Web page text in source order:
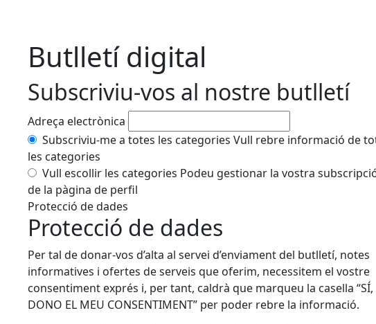
Butlletí digital
Subscriviu-vos al nostre butlletí
Adreça electrònica
Subscriviu-me a totes les categories Vull rebre informació de
les categories
Vull escollir les categories Podeu gestionar la vostra
de la pàgina de perfil
Protecció de dades
Protecció de dades
Per tal de donar-vos d’alta al servei d’enviament del butlletí, notes
informatives i ofertes de serveis que oferim, necessitem el vostre
consentiment exprés i, per tant, caldrà que marqueu la casella “SÍ,
DONO EL MEU CONSENTIMENT” per poder rebre la informació.